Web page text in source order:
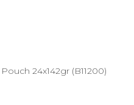
24x142gr (B11200)